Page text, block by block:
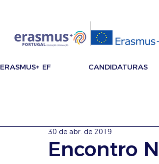
ERASMUS+ EF CANDIDATURAS
Encontro
30 de abr. de 2019